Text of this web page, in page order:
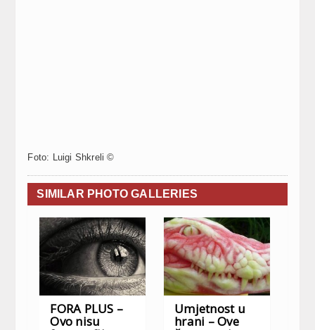
Foto: Luigi Shkreli ©
SIMILAR PHOTO GALLERIES
FORA PLUS –
Ovo nisu
Umjetnost u
hrani – Ove